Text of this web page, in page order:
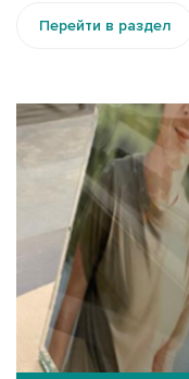
Перейти в раздел